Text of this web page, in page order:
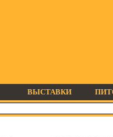
ВЫСТАВКИ